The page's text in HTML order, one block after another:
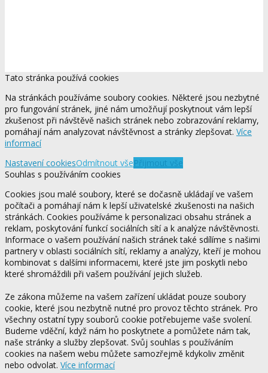
Tato stránka používá cookies
Na stránkách používáme soubory cookies. Některé jsou nezbytné
pro fungování stránek, jiné nám umožňují poskytnout vám lepší
zkušenost při návštěvě našich stránek nebo zobrazování reklamy,
pomáhají nám analyzovat návštěvnost a stránky zlepšovat. Více
informací
Nastavení cookiesOdmítnout všePřijmout vše
Souhlas s používáním cookies
Cookies jsou malé soubory, které se dočasně ukládají ve vašem
počítači a pomáhají nám k lepší uživatelské zkušenosti na našich
stránkách. Cookies používáme k personalizaci obsahu stránek a
reklam, poskytování funkcí sociálních sítí a k analýze návštěvnosti.
Informace o vašem používání našich stránek také sdílíme s našimi
partnery v oblasti sociálních sítí, reklamy a analýzy, kteří je mohou
kombinovat s dalšími informacemi, které jste jim poskytli nebo
které shromáždili při vašem používání jejich služeb.
Ze zákona můžeme na vašem zařízení ukládat pouze soubory
cookie, které jsou nezbytně nutné pro provoz těchto stránek. Pro
všechny ostatní typy souborů cookie potřebujeme vaše svolení.
Budeme vděční, když nám ho poskytnete a pomůžete nám tak,
naše stránky a služby zlepšovat. Svůj souhlas s používáním
cookies na našem webu můžete samozřejmě kdykoliv změnit
nebo odvolat. Více informací